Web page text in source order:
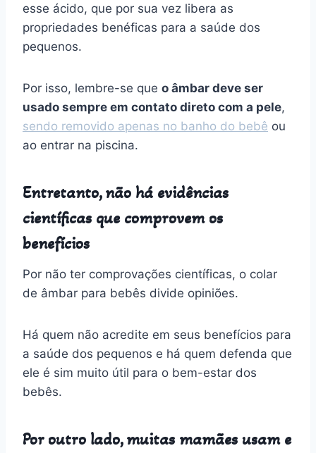
esse ácido, que por sua vez libera as
propriedades benéficas para a saúde dos
pequenos.
Por isso, lembre-se que o âmbar deve ser
usado sempre em contato direto com a pele,
sendo removido apenas no banho do bebê ou
ao entrar na piscina.
Entretanto, não há evidências
científicas que comprovem os
benefícios
Por não ter comprovações científicas, o colar
de âmbar para bebês divide opiniões.
Há quem não acredite em seus benefícios para
a saúde dos pequenos e há quem defenda que
ele é sim muito útil para o bem-estar dos
bebês.
Por outro lado, muitas mamães usam e